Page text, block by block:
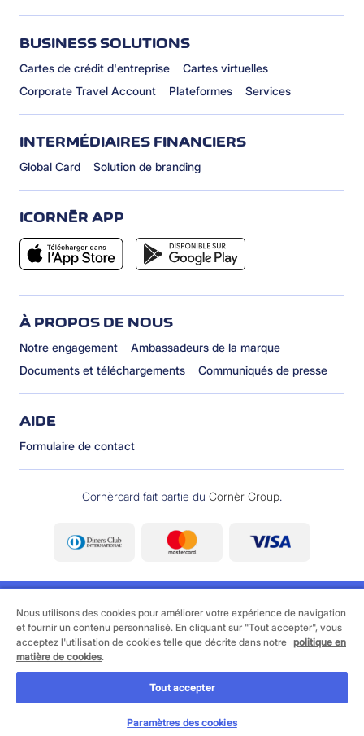
BUSINESS SOLUTIONS
Cartes de crédit d'entreprise
Cartes virtuelles
Corporate Travel Account
Plateformes Services
INTERMÉDIAIRES FINANCIERS
Global Card Solution de branding
ICORNÈR APP
À PROPOS DE NOUS
Notre engagement
Ambassadeurs de la marque
Documents et téléchargements
Communiqués de presse
AIDE
Formulaire de contact
Cornèrcard fait partie du Cornèr Group.
©2026 Cornèrcard - Cornèr Banque SA, Cornèrcard,
Via Canova 16, 6901 Lugano
Informations juridiques
Cookie policy
Protection des données
Nous utilisons des cookies pour améliorer votre expérience de navigation
et fournir un contenu personnalisé. En cliquant sur "Tout accepter", vous
acceptez l'utilisation de cookies telle que décrite dans notre politique en
matière de cookies.
Tout accepter
Paramètres des cookies